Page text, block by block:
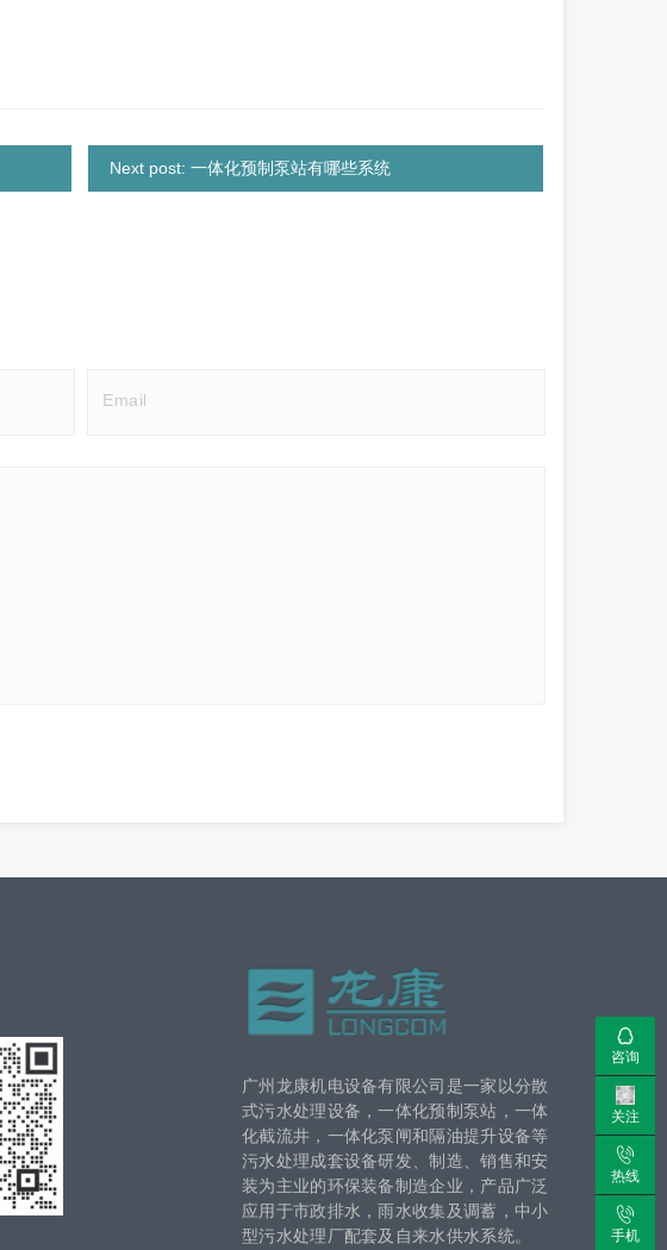
Next post: 一体化预制泵站有哪些系统
广州龙康机电设备有限公司是一家以分散
式污水处理设备，一体化预制泵站，一体
化截流井，一体化泵闸和隔油提升设备等
污水处理成套设备研发、制造、销售和安
装为主业的环保装备制造企业，产品广泛
应用于市政排水，雨水收集及调蓄，中小
型污水处理厂配套及自来水供水系统。
咨询
关注
热线
手机